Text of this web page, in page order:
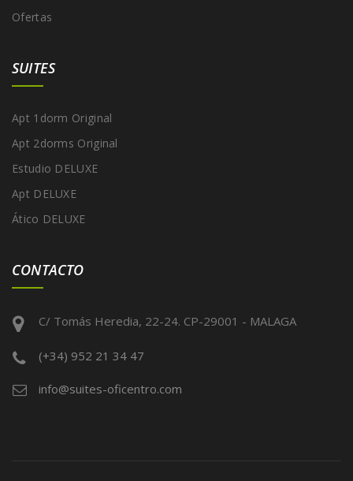
Ofertas
SUITES
Apt 1dorm Original
Apt 2dorms Original
Estudio DELUXE
Apt DELUXE
Ático DELUXE
CONTACTO
C/ Tomás Heredia, 22-24. CP-29001 - MALAGA
(+34) 952 21 34 47
info@suites-oficentro.com